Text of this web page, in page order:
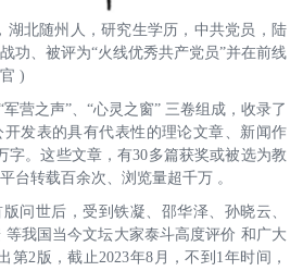
湖北随州人，研究生学历，中共党员，陆
功、被评为“火线优秀共产党员”并在前线
)
营之声”、“心灵之窗” 三卷组成，收录了
发表的具有代表性的理论文章、新闻作
字。这些文章，有30多篇获奖或被选为教
台转载百余次、浏览量超千万 。
问世后，受到铁凝、邵华泽、孙晓云、
我国当今文坛大家泰斗高度评价 和广大
第2版，截止2023年8月，不到1年时间，